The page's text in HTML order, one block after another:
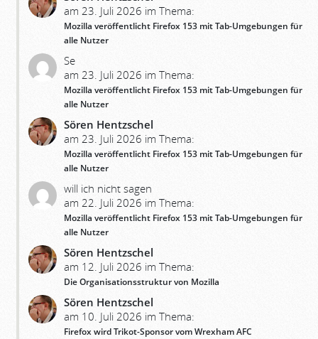
am 23. Juli 2026 im Thema:
Mozilla veröffentlicht Firefox 153 mit Tab-Umgebungen für
alle Nutzer
Se
am 23. Juli 2026 im Thema:
Mozilla veröffentlicht Firefox 153 mit Tab-Umgebungen für
alle Nutzer
Sören Hentzschel
am 23. Juli 2026 im Thema:
Mozilla veröffentlicht Firefox 153 mit Tab-Umgebungen für
alle Nutzer
will ich nicht sagen
am 22. Juli 2026 im Thema:
Mozilla veröffentlicht Firefox 153 mit Tab-Umgebungen für
alle Nutzer
Sören Hentzschel
am 12. Juli 2026 im Thema:
Die Organisationsstruktur von Mozilla
Sören Hentzschel
am 10. Juli 2026 im Thema:
Firefox wird Trikot-Sponsor vom Wrexham AFC